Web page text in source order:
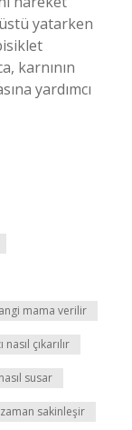
yatarken
karnının
yardımcı
mama verilir
çıkarılır
susar
sakinleşir